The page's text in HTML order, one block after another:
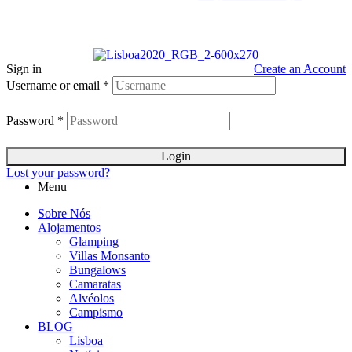
Sign in
Create an Account
Username or email *
Password *
Login
Lost your password?
Menu
Sobre Nós
Alojamentos
Glamping
Villas Monsanto
Bungalows
Camaratas
Alvéolos
Campismo
BLOG
Lisboa